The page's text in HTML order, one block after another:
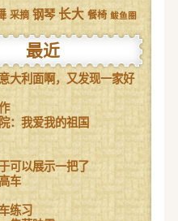
采摘 钢琴 长大 餐椅 鲅鱼圈
最近
大利面啊，又发现一家好
：我爱我的祖国
可以展示一把了
车
练习